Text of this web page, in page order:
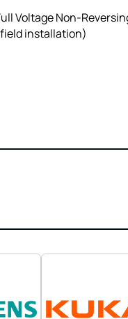
Voltage Non-
installation)